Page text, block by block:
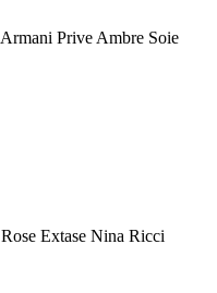
Armani Prive Ambre Soie
Rose Extase Nina Ricci